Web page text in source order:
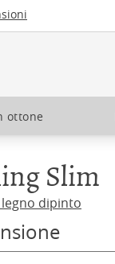
ottone
Slim
dipinto